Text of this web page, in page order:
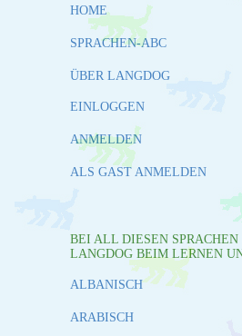
HOME
SPRACHEN-ABC
ÜBER LANGDOG
EINLOGGEN
ANMELDEN
ALS GAST ANMELDEN
BEI ALL DIESEN
LANGDOG BEIM LERNEN
ALBANISCH
ARABISCH